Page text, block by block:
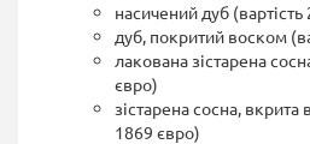
насичений дуб
дуб, покритий воском
лакована зістарена
євро)
зістарена сосна, вкрита
1869 євро)